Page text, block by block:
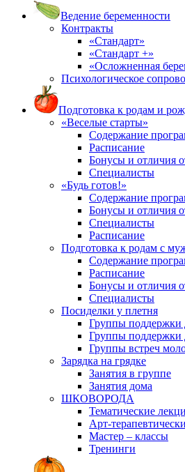
Ведение беременности
Контракты
«Стандарт»
«Стандарт +»
«Осложненная
Психологическое
Подготовка к родам и
«Веселые старты»
Содержание
Расписание
Бонусы и отличия
Специалисты
«Будь готов!»
Содержание
Бонусы и отличия
Специалисты
Расписание
Подготовка к родам с
Содержание
Расписание
Бонусы и отличия
Специалисты
Посиделки у плетня
Группы
Группы поддержки
Группы встреч
Зарядка на грядке
Занятия в группе
Занятия дома
ШКОВОРОДА
Тематические
Арт-
Мастер – классы
Тренинги